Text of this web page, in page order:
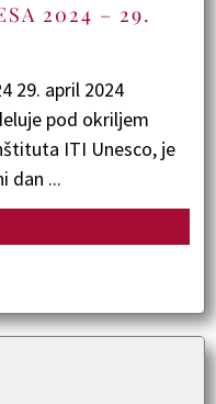
2024 – 29.
29. april 2024
pod okriljem
ITI Unesco, je
dan ...